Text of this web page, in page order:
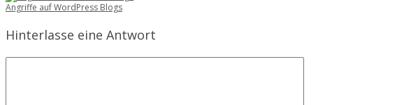
Angriffe auf WordPress Blogs
Hinterlasse eine Antwort